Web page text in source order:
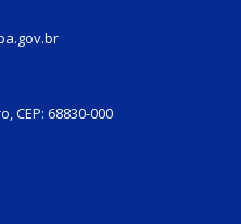
CEP: 68830-000